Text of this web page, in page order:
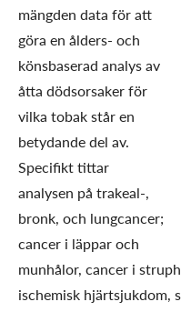
mängden data för att
göra en ålders- och
könsbaserad analys av
åtta dödsorsaker för
vilka tobak står en
betydande del av.
Specifikt tittar
analysen på trakeal-,
bronk, och lungcancer;
cancer i läppar och
munhålor, cancer i
ischemisk hjärtsjukdom,